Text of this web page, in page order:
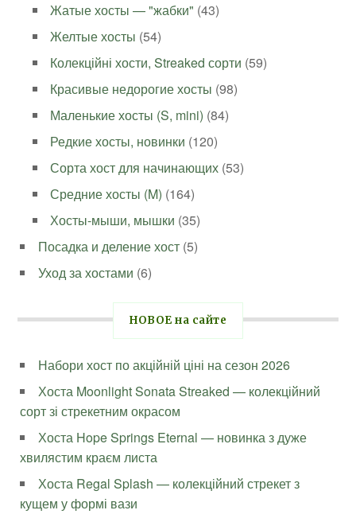
Жатые хосты — "жабки" (43)
Желтые хосты (54)
Колекційні хости, Streaked сорти (59)
Красивые недорогие хосты (98)
Маленькие хосты (S, mini) (84)
Редкие хосты, новинки (120)
Сорта хост для начинающих (53)
Средние хосты (M) (164)
Хосты-мыши, мышки (35)
Посадка и деление хост (5)
Уход за хостами (6)
НОВОЕ на сайте
Набори хост по акційній ціні на сезон 2026
Хоста Moonlight Sonata Streaked — колекційний
сорт зі стрекетним окрасом
Хоста Hope Springs Eternal — новинка з дуже
хвилястим краєм листа
Хоста Regal Splash — колекційний стрекет з
кущем у формі вази